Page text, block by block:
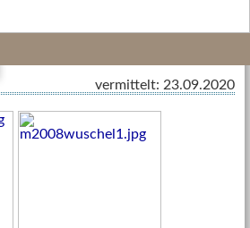
vermittelt: 23.09.2020